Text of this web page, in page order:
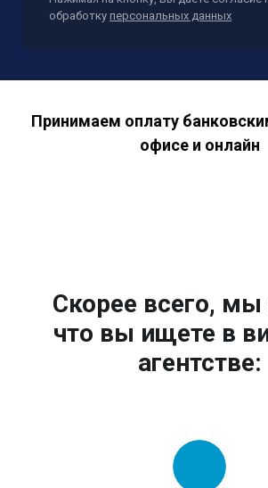
обработку персональных данных
Принимаем оплату
офисе и онлайн
Скорее всего, мы
что вы ищете в
агентстве: